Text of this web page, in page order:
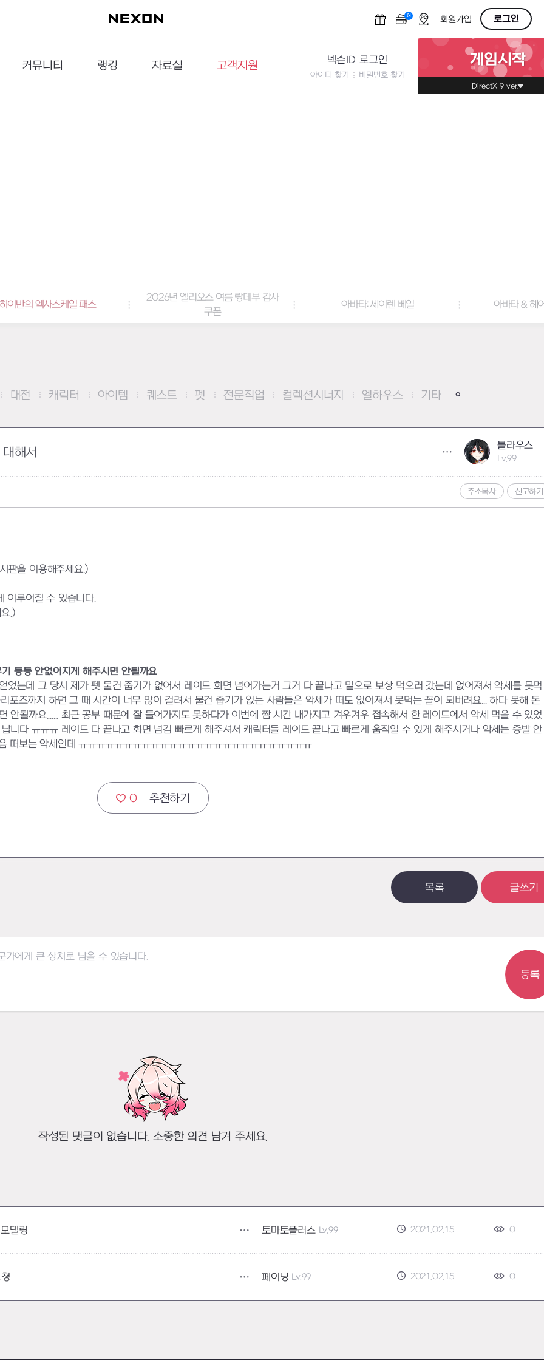
N OFF회원가입 로그인
커뮤니티
이슈게시판
랭킹
던전랭킹
자료실
다운로드
고객지원
문의하기
넥슨ID 로그인
아이디 찾기 비밀번호 찾기
게임시작
DirectX 9 ver.
일 패스
2026년 엘리오스 여름 랑데부 감사
아바타: 세이렌 베일 아바타 & 헤어 컬러 팔레트
대전 캐릭터 아이템 퀘스트 펫 전문직업 컬렉션시너지 엘하우스 기타
해서 블라우스
Lv.99
주소복사 신고하기
판을 이용해주세요.)
이루어질 수 있습니다.
.)
등등 안없어지게 해주시면 안될까요
었는데 그 당시 제가 펫 물건 줍기가 없어서 레이드 화면 넘어가는거 그거 다 끝나고 밑으로 보상 먹으러 갔는데 없어져서 악세를 못먹
포즈까지 하면 그 때 시간이 너무 많이 걸려서 물건 줍기가 없는 사람들은 악세가 떠도 없어져서 못먹는 꼴이 되버려요... 하다 못해 돈
안될까요....... 최근 공부 때문에 잘 들어가지도 못하다가 이번에 짬 시간 내가지고 겨우겨우 접속해서 한 레이드에서 악세 먹을 수 있었
니다 ㅠㅠㅠ 레이드 다 끝나고 화면 넘김 빠르게 해주셔서 캐릭터들 레이드 끝나고 빠르게 움직일 수 있게 해주시거나 악세는 증발 안
떠보는 악세인데 ㅠㅠㅠㅠㅠㅠㅠㅠㅠㅠㅠㅠㅠㅠㅠㅠㅠㅠㅠㅠㅠㅠㅠㅠㅠㅠ
0 추천하기
목록 글쓰기
등록
작성된 댓글이 없습니다. 소중한 의견 남겨 주세요.
델링 토마토플러스 Lv.99 2021.02.15 0
페이냥 Lv.99 2021.02.15 0